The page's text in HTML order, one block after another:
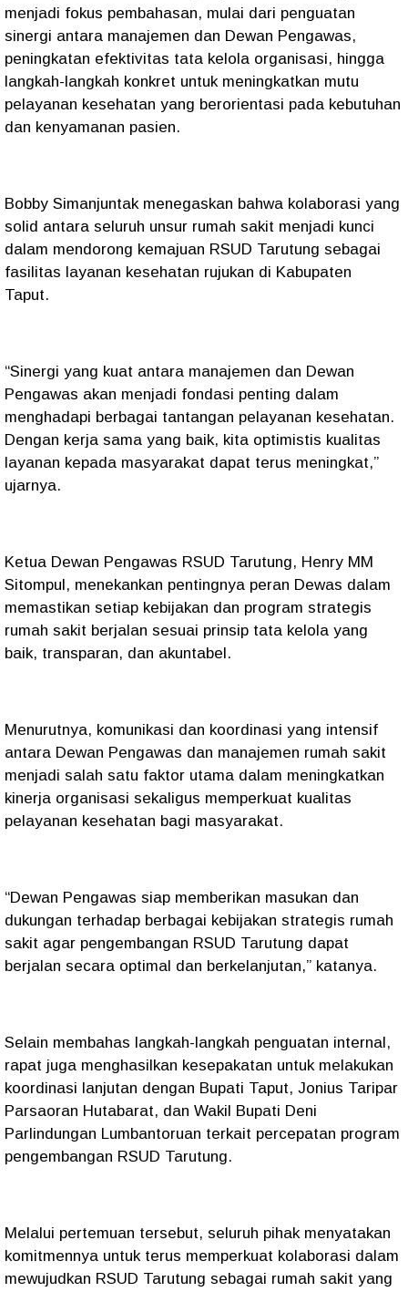
menjadi fokus pembahasan, mulai dari penguatan
sinergi antara manajemen dan Dewan Pengawas,
peningkatan efektivitas tata kelola organisasi, hingga
langkah-langkah konkret untuk meningkatkan mutu
pelayanan kesehatan yang berorientasi pada kebutuhan
dan kenyamanan pasien.
Bobby Simanjuntak menegaskan bahwa kolaborasi yang
solid antara seluruh unsur rumah sakit menjadi kunci
dalam mendorong kemajuan RSUD Tarutung sebagai
fasilitas layanan kesehatan rujukan di Kabupaten
Taput.
“Sinergi yang kuat antara manajemen dan Dewan
Pengawas akan menjadi fondasi penting dalam
menghadapi berbagai tantangan pelayanan kesehatan.
Dengan kerja sama yang baik, kita optimistis kualitas
layanan kepada masyarakat dapat terus meningkat,”
ujarnya.
Ketua Dewan Pengawas RSUD Tarutung, Henry MM
Sitompul, menekankan pentingnya peran Dewas dalam
memastikan setiap kebijakan dan program strategis
rumah sakit berjalan sesuai prinsip tata kelola yang
baik, transparan, dan akuntabel.
Menurutnya, komunikasi dan koordinasi yang intensif
antara Dewan Pengawas dan manajemen rumah sakit
menjadi salah satu faktor utama dalam meningkatkan
kinerja organisasi sekaligus memperkuat kualitas
pelayanan kesehatan bagi masyarakat.
“Dewan Pengawas siap memberikan masukan dan
dukungan terhadap berbagai kebijakan strategis rumah
sakit agar pengembangan RSUD Tarutung dapat
berjalan secara optimal dan berkelanjutan,” katanya.
Selain membahas langkah-langkah penguatan internal,
rapat juga menghasilkan kesepakatan untuk melakukan
koordinasi lanjutan dengan Bupati Taput, Jonius Taripar
Parsaoran Hutabarat, dan Wakil Bupati Deni
Parlindungan Lumbantoruan terkait percepatan program
pengembangan RSUD Tarutung.
Melalui pertemuan tersebut, seluruh pihak menyatakan
komitmennya untuk terus memperkuat kolaborasi dalam
mewujudkan RSUD Tarutung sebagai rumah sakit yang